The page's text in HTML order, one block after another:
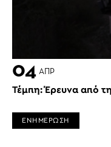
04 ΑΠΡ
Τέμπη: Έρευνα από
ΕΝΗΜΕΡΩΣΗ